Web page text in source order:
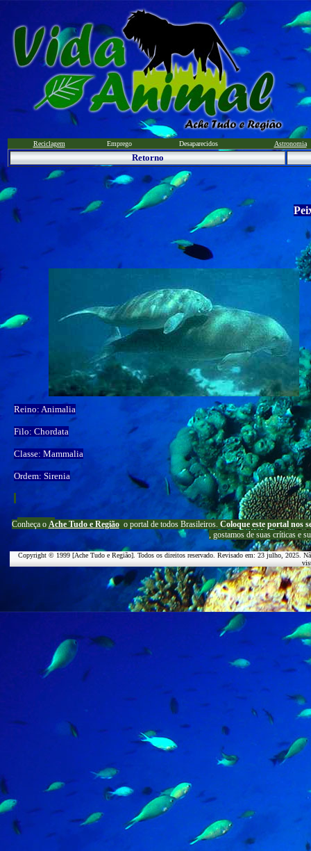
Reciclagem Emprego Desaparecidos Astronomia
Retorno
P
Reino: Animalia
Filo: Chordata
Classe: Mammalia
Ordem: Sirenia
Conheça o Ache Tudo e Regiãoo portal de todos Brasileiros. Coloque este portal nos
, gostamos de suas críticas e
Copyright © 1999 [Ache Tudo e Região]. Todos os direitos reservado. Revisado em: 23 julho, 2025 .